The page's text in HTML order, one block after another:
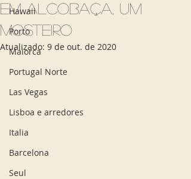
Hawaii
Porto
Maiorca
Portugal Norte
Las Vegas
Lisboa e arredores
Italia
Barcelona
Seul
Em Alcobaça, um
mosteiro
Atualizado: 9 de out. de 2020